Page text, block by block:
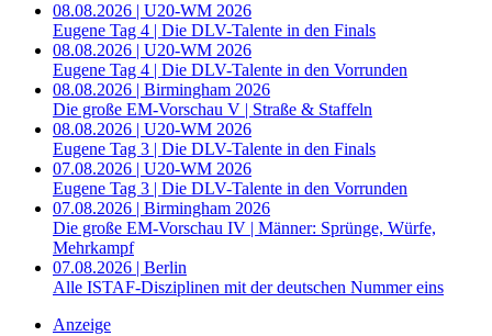
08.08.2026 | U20-WM 2026
Eugene Tag 4 | Die DLV-Talente in den Finals
08.08.2026 | U20-WM 2026
Eugene Tag 4 | Die DLV-Talente in den Vorrunden
08.08.2026 | Birmingham 2026
Die große EM-Vorschau V | Straße & Staffeln
08.08.2026 | U20-WM 2026
Eugene Tag 3 | Die DLV-Talente in den Finals
07.08.2026 | U20-WM 2026
Eugene Tag 3 | Die DLV-Talente in den Vorrunden
07.08.2026 | Birmingham 2026
Die große EM-Vorschau IV | Männer: Sprünge, Würfe,
Mehrkampf
07.08.2026 | Berlin
Alle ISTAF-Disziplinen mit der deutschen Nummer eins
Anzeige